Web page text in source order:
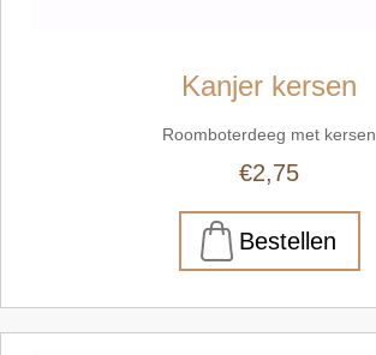
Kanjer kersen
Roomboterdeeg met kersen
€2,75